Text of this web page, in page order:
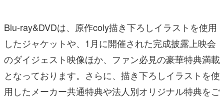
Blu-ray&DVDは、原作coly描き下ろしイラストを使用
したジャケットや、1月に開催された完成披露上映会
のダイジェスト映像ほか、ファン必見の豪華特典満載
となっております。さらに、描き下ろしイラストを使
用したメーカー共通特典や法人別オリジナル特典をご